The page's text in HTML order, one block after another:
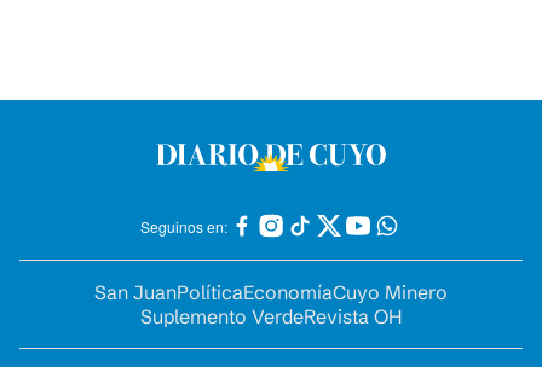
Seguinos en:
San JuanPolíticaEconomíaCuyo Minero
Suplemento VerdeRevista OH